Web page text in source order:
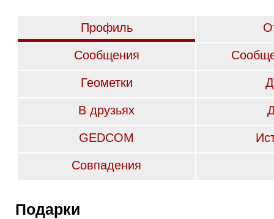
Профиль
Сообщения
Геометки
В друзьях
GEDCOM
Совпадения
Подарки